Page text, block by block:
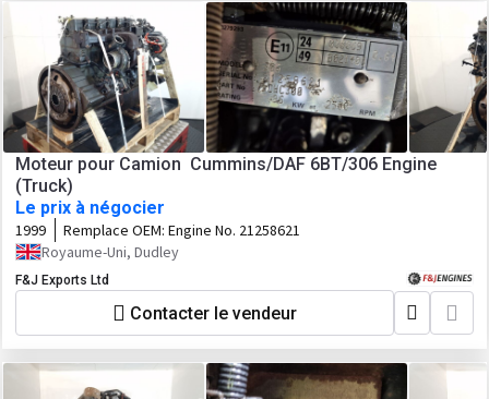
Moteur pour Camion Cummins/DAF 6BT/306 Engine
(Truck)
Le prix à négocier
1999 Remplace OEM: Engine No. 21258621
Royaume-Uni, Dudley
F&J Exports Ltd
Contacter le vendeur